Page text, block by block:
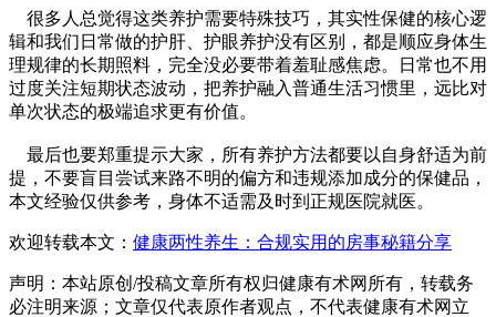
很多人总觉得这类养护需要特殊技巧，其实性保健的核心逻
辑和我们日常做的护肝、护眼养护没有区别，都是顺应身体生
理规律的长期照料，完全没必要带着羞耻感焦虑。日常也不用
过度关注短期状态波动，把养护融入普通生活习惯里，远比对
单次状态的极端追求更有价值。
最后也要郑重提示大家，所有养护方法都要以自身舒适为前
提，不要盲目尝试来路不明的偏方和违规添加成分的保健品，
本文经验仅供参考，身体不适需及时到正规医院就医。
欢迎转载本文： 健康两性养生：合规实用的房事秘籍分享
声明：本站原创/投稿文章所有权归健康有术网所有，转载务
必注明来源；文章仅代表原作者观点，不代表健康有术网立